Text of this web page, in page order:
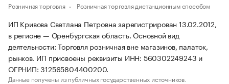
Розничная торговля Розничная торговля дистанционным способом
ИП Кривова Светлана Петровна зарегистрирован 13.02.2012,
в регионе — Оренбургская область. Основной вид
деятельности: Торговля розничная вне магазинов, палаток,
рынков. ИП присвоены реквизиты ИНН: 560302249243 и
ОГРНИП: 312565804400200.
Данные получены из публичных государственных источников.